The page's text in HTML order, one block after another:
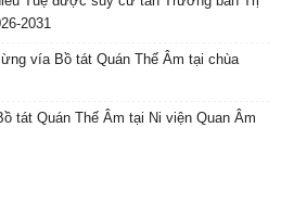
2031
vía Bồ tát Quán Thế Âm tại chùa
tát Quán Thế Âm tại Ni viện Quan Âm